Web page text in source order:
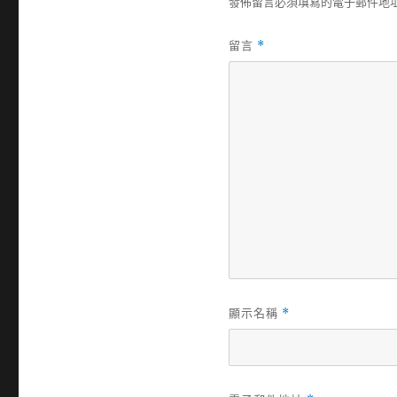
留言 *
顯示名稱 *